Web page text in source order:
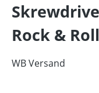
Rock &
WB Versand